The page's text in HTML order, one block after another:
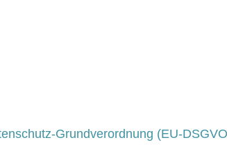
Grundverordnung (EU-